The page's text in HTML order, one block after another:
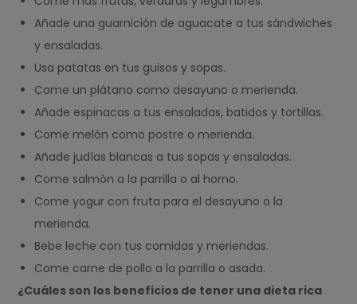
Añade una guarnición de aguacate a tus sándwiches
y ensaladas.
Usa patatas en tus guisos y sopas.
Come un plátano como desayuno o merienda.
Añade espinacas a tus ensaladas, batidos y tortillas.
Come melón como postre o merienda.
Añade judías blancas a tus sopas y ensaladas.
Come salmón a la parrilla o al horno.
Come yogur con fruta para el desayuno o la
merienda.
Bebe leche con tus comidas y meriendas.
Come carne de pollo a la parrilla o asada.
¿Cuáles son los beneficios de tener una dieta rica